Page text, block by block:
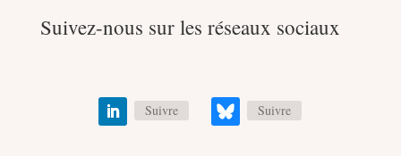
Suivez-nous sur les réseaux sociaux
Suivre Suivre